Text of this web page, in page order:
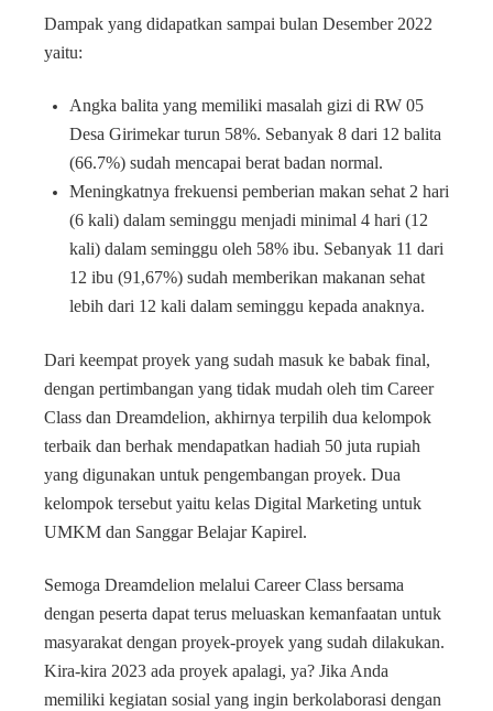
Dampak yang didapatkan sampai bulan Desember 2022
yaitu:
Angka balita yang memiliki masalah gizi di RW 05
Desa Girimekar turun 58%. Sebanyak 8 dari 12 balita
(66.7%) sudah mencapai berat badan normal.
Meningkatnya frekuensi pemberian makan sehat 2 hari
(6 kali) dalam seminggu menjadi minimal 4 hari (12
kali) dalam seminggu oleh 58% ibu. Sebanyak 11 dari
12 ibu (91,67%) sudah memberikan makanan sehat
lebih dari 12 kali dalam seminggu kepada anaknya.
Dari keempat proyek yang sudah masuk ke babak final,
dengan pertimbangan yang tidak mudah oleh tim Career
Class dan Dreamdelion, akhirnya terpilih dua kelompok
terbaik dan berhak mendapatkan hadiah 50 juta rupiah
yang digunakan untuk pengembangan proyek. Dua
kelompok tersebut yaitu kelas Digital Marketing untuk
UMKM dan Sanggar Belajar Kapirel.
Semoga Dreamdelion melalui Career Class bersama
dengan peserta dapat terus meluaskan kemanfaatan untuk
masyarakat dengan proyek-proyek yang sudah dilakukan.
Kira-kira 2023 ada proyek apalagi, ya? Jika Anda
memiliki kegiatan sosial yang ingin berkolaborasi dengan